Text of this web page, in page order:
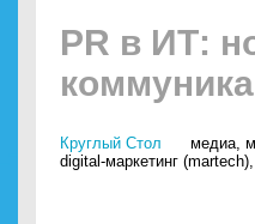
PR в ИТ:
Круглый Стол медиа,
digital-маркетинг (martech),